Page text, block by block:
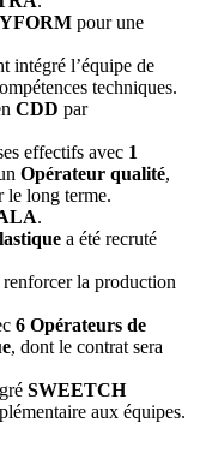
pour une
intégré l’équipe de
techniques.
CDD par
effectifs avec 1
Opérateur qualité,
le long terme.
.
a été recruté
renforcer la production
6 Opérateurs de
, dont le contrat sera
SWEETCH
aux équipes.